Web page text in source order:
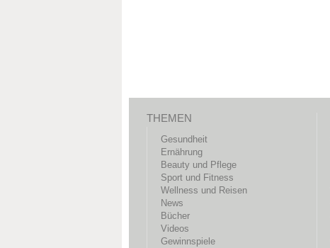
THEMEN
Gesundheit
Ernährung
Beauty und Pflege
Sport und Fitness
Wellness und Reisen
News
Bücher
Videos
Gewinnspiele